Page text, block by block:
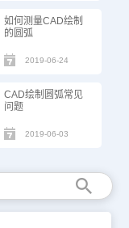
如何测量CAD绘制
的圆弧
2019-06-24
CAD绘制圆弧常见
问题
2019-06-03